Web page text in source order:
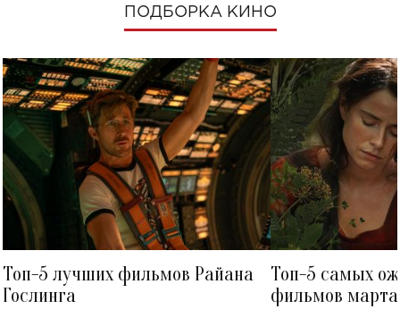
ПОДБОРКА КИНО
Топ-5 лучших фильмов Райана
Гослинга
Топ-5 самых
фильмов